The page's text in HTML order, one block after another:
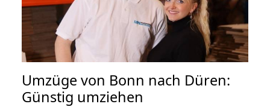
Umzüge von Bonn nach Düren:
Günstig umziehen